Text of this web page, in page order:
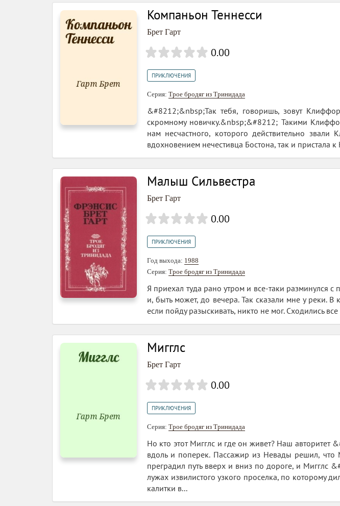
Компаньон Теннесси
Брет Гарт
0.00
ПРИКЛЮЧЕНИЯ
Серия: Трое бродяг из Тринидада
&#8212;&nbsp;Так тебя, говоришь, зовут
скромному новичку.&nbsp;&#8212; Такими
нам несчастного, которого действительно
вдохновением нечестивца Бостона, так и пристала
Малыш Сильвестра
Брет Гарт
0.00
ПРИКЛЮЧЕНИЯ
Год выхода: 1988
Серия: Трое бродяг из Тринидада
Я приехал туда рано утром и все-таки разминулся
и, быть может, до вечера. Так сказали мне у реки. В
если пойду разыскивать, никто не мог. Сходились
Мигглс
Брет Гарт
0.00
ПРИКЛЮЧЕНИЯ
Серия: Трое бродяг из Тринидада
Но кто этот Мигглс и где он живет? Наш авторитет
вдоль и поперек. Пассажир из Невады решил, что
преградил путь вверх и вниз по дороге, и Мигглс
лужах извилистого узкого проселка, по которому
калитки в...